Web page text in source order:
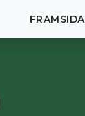
FRAMSIDA